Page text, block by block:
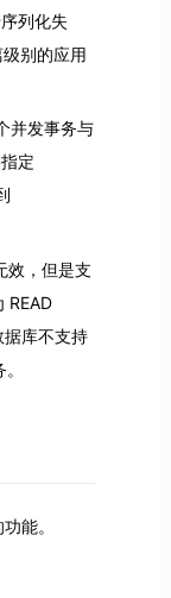
列化失
级别的应用
并发事务与
定
效，但是支
READ
库不支持
能。